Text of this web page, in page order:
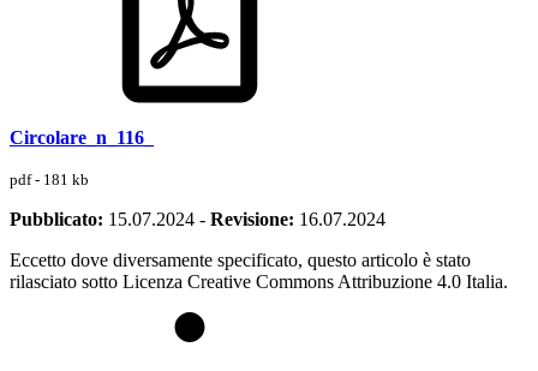
Circolare_n_116_
pdf - 181 kb
Pubblicato: 15.07.2024 - Revisione: 16.07.2024
Eccetto dove diversamente specificato, questo articolo è stato
rilasciato sotto Licenza Creative Commons Attribuzione 4.0 Italia.